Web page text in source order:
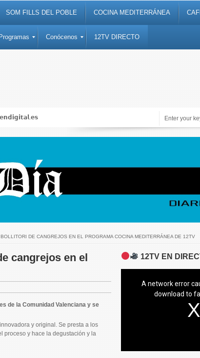
SOM FILLS DEL POBLE COCINA MEDITERRÁNEA
Conócenos 12TV DIRECTO
Noticias, debates, fiestas,
DE CANGREJOS EN EL PROGRAMA COCINA MEDITERRÁNEA DE 12TV
cangrejos en el
de la Comunidad Valenciana y se
y original. Se presta a los
proceso y hace la degustación y la
12TV EN
A network error
download to